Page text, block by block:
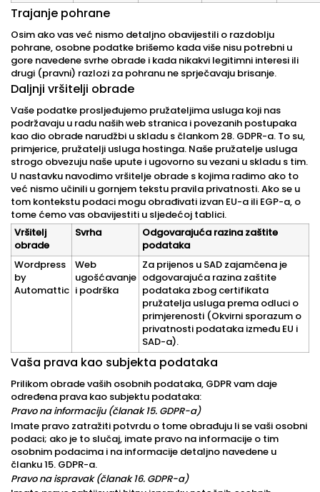
Trajanje pohrane
Osim ako vas već nismo detaljno obavijestili o razdoblju
pohrane, osobne podatke brišemo kada više nisu potrebni u
gore navedene svrhe obrade i kada nikakvi legitimni interesi ili
drugi (pravni) razlozi za pohranu ne sprječavaju brisanje.
Daljnji vršitelji obrade
Vaše podatke prosljeđujemo pružateljima usluga koji nas
podržavaju u radu naših web stranica i povezanih postupaka
kao dio obrade narudžbi u skladu s člankom 28. GDPR-a. To su,
primjerice, pružatelji usluga hostinga. Naše pružatelje usluga
strogo obvezuju naše upute i ugovorno su vezani u skladu s tim.
U nastavku navodimo vršitelje obrade s kojima radimo ako to
već nismo učinili u gornjem tekstu pravila privatnosti. Ako se u
tom kontekstu podaci mogu obrađivati izvan EU-a ili EGP-a, o
tome ćemo vas obavijestiti u sljedećoj tablici.
Vršitelj
obrade
Svrha
Odgovarajuća razina zaštite
podataka
Wordpress
by
Automattic
Web
ugošćavanje
i podrška
Za prijenos u SAD zajamčena je
odgovarajuća razina zaštite
podataka zbog certifikata
pružatelja usluga prema odluci o
primjerenosti (Okvirni sporazum o
privatnosti podataka između EU i
SAD-a).
Vaša prava kao subjekta podataka
Prilikom obrade vaših osobnih podataka, GDPR vam daje
određena prava kao subjektu podataka:
Pravo na informaciju (članak 15. GDPR-a)
Imate pravo zatražiti potvrdu o tome obrađuju li se vaši osobni
podaci; ako je to slučaj, imate pravo na informacije o tim
osobnim podacima i na informacije detaljno navedene u
članku 15. GDPR-a.
Pravo na ispravak (članak 16. GDPR-a)